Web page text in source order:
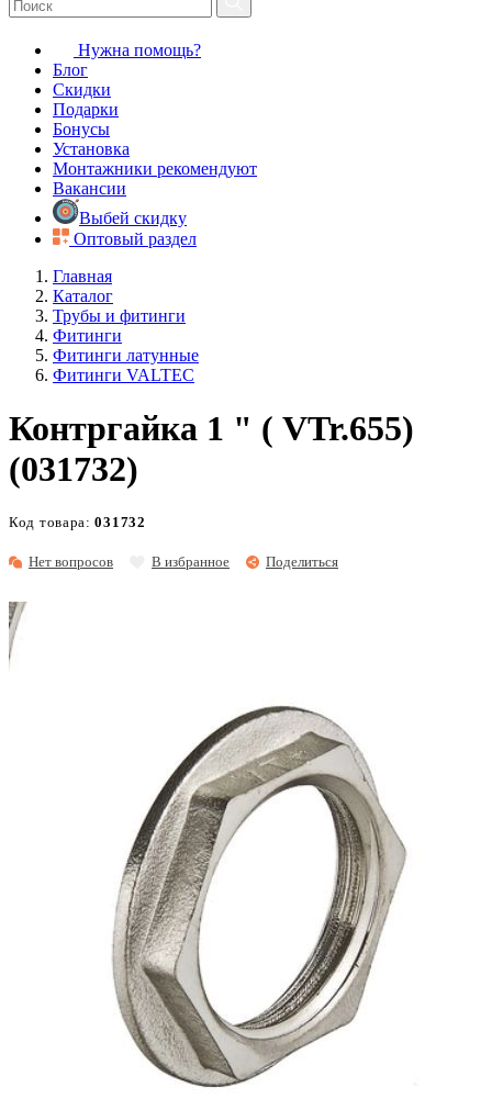
Нужна помощь?
Блог
Скидки
Подарки
Бонусы
Установка
Монтажники рекомендуют
Вакансии
Выбей скидку
Оптовый раздел
Главная
Каталог
Трубы и фитинги
Фитинги
Фитинги латунные
Фитинги VALTEC
Контргайка 1 " ( VTr.655)
(031732)
Нет вопросов В избранное Поделиться
Код товара:031732